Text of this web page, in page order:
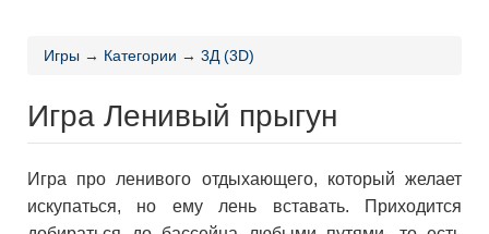
Игры → Категории → 3Д (3D)
Игра Ленивый прыгун
Игра про ленивого отдыхающего, который желает
искупаться, но ему лень вставать. Приходится